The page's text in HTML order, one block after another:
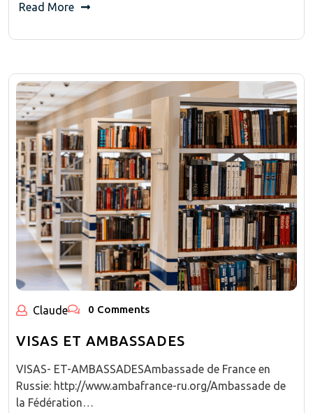
Read More
Claude 0 Comments
VISAS ET AMBASSADES
VISAS- ET-AMBASSADESAmbassade de France en
Russie: http://www.ambafrance-ru.org/Ambassade de
la Fédération…